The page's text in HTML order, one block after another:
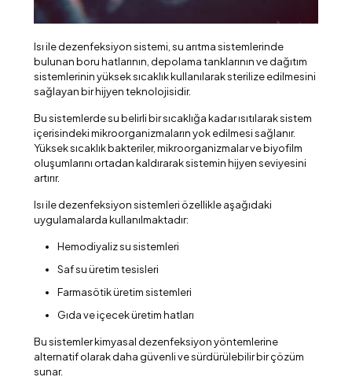
Isı ile dezenfeksiyon sistemi, su arıtma sistemlerinde
bulunan boru hatlarının, depolama tanklarının ve dağıtım
sistemlerinin yüksek sıcaklık kullanılarak sterilize edilmesini
sağlayan bir hijyen teknolojisidir.
Bu sistemlerde su belirli bir sıcaklığa kadar ısıtılarak sistem
içerisindeki mikroorganizmaların yok edilmesi sağlanır.
Yüksek sıcaklık bakteriler, mikroorganizmalar ve biyofilm
oluşumlarını ortadan kaldırarak sistemin hijyen seviyesini
artırır.
Isı ile dezenfeksiyon sistemleri özellikle aşağıdaki
uygulamalarda kullanılmaktadır:
Hemodiyaliz su sistemleri
Saf su üretim tesisleri
Farmasötik üretim sistemleri
Gıda ve içecek üretim hatları
Bu sistemler kimyasal dezenfeksiyon yöntemlerine
alternatif olarak daha güvenli ve sürdürülebilir bir çözüm
sunar.